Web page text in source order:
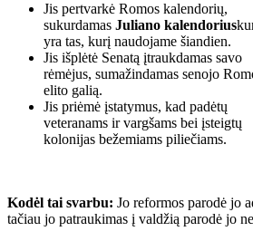
Jis pertvarkė Romos kalendorių,
sukurdamas Juliano kalendorius
yra tas, kurį naudojame šiandien.
Jis išplėtė Senatą įtraukdamas savo
rėmėjus, sumažindamas senojo
elito galią.
Jis priėmė įstatymus, kad padėtų
veteranams ir vargšams bei įsteigtų
kolonijas bežemiams piliečiams.
Kodėl tai svarbu: Jo reformos parodė jo
tačiau jo patraukimas į valdžią parodė jo